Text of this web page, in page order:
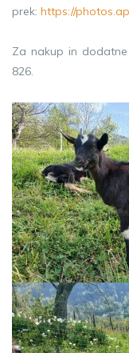
prek: https://
Za nakup in
826.